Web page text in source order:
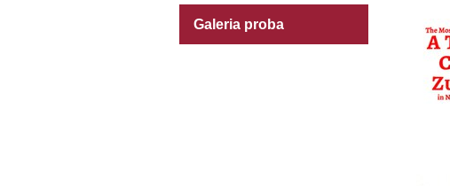
Galeria proba